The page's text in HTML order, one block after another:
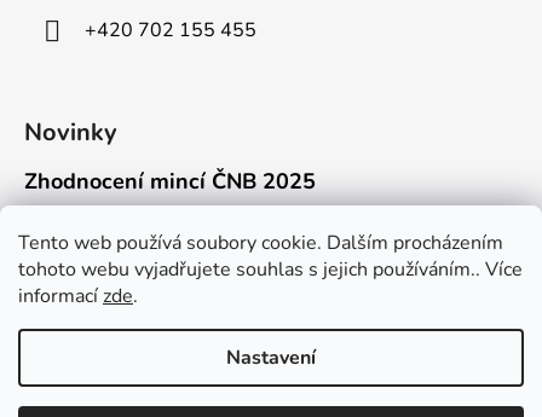
Tento web používá soubory cookie. Dalším procházením
tohoto webu vyjadřujete souhlas s jejich používáním.. Více
informacízde.
Nastavení
+420 702 155 455
Novinky
Zhodnocení mincí ČNB 2025
Připravili jsme pro vás jednoduchý a př...
Mýty o přepravě zlatých mincí mimo EU
Kdo někdy držel v ruce zlatou minci Wie...